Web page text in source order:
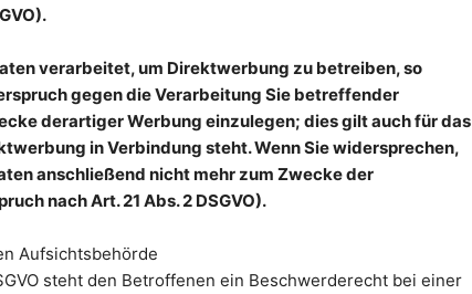
verarbeitet, um Direktwerbung zu betreiben, so
gegen die Verarbeitung Sie betreffender
derartiger Werbung einzulegen; dies gilt auch für das
in Verbindung steht. Wenn Sie widersprechen,
anschließend nicht mehr zum Zwecke der
nach Art. 21 Abs. 2 DSGVO).
Aufsichtsbehörde
steht den Betroffenen ein Beschwerderecht bei einer